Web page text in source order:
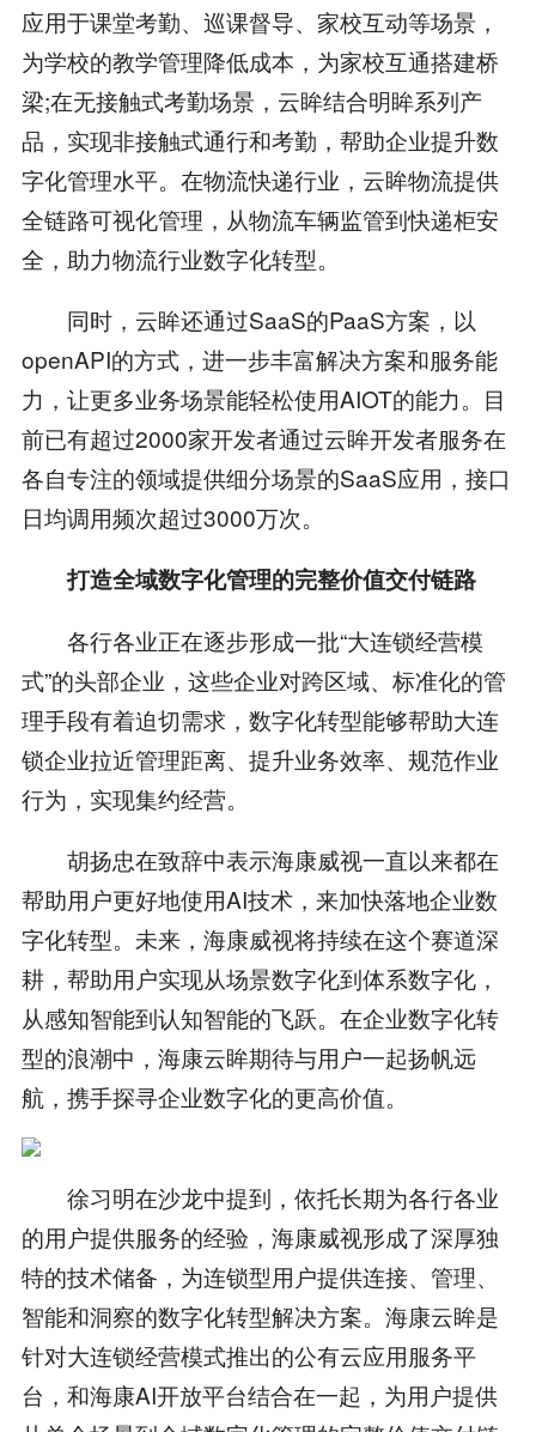
应用于课堂考勤、巡课督导、家校互动等场景，
为学校的教学管理降低成本，为家校互通搭建桥
梁;在无接触式考勤场景，云眸结合明眸系列产
品，实现非接触式通行和考勤，帮助企业提升数
字化管理水平。在物流快递行业，云眸物流提供
全链路可视化管理，从物流车辆监管到快递柜安
全，助力物流行业数字化转型。
同时，云眸还通过SaaS的PaaS方案，以
openAPI的方式，进一步丰富解决方案和服务能
力，让更多业务场景能轻松使用AIOT的能力。目
前已有超过2000家开发者通过云眸开发者服务在
各自专注的领域提供细分场景的SaaS应用，接口
日均调用频次超过3000万次。
打造全域数字化管理的完整价值交付链路
各行各业正在逐步形成一批“大连锁经营模
式”的头部企业，这些企业对跨区域、标准化的管
理手段有着迫切需求，数字化转型能够帮助大连
锁企业拉近管理距离、提升业务效率、规范作业
行为，实现集约经营。
胡扬忠在致辞中表示海康威视一直以来都在
帮助用户更好地使用AI技术，来加快落地企业数
字化转型。未来，海康威视将持续在这个赛道深
耕，帮助用户实现从场景数字化到体系数字化，
从感知智能到认知智能的飞跃。在企业数字化转
型的浪潮中，海康云眸期待与用户一起扬帆远
航，携手探寻企业数字化的更高价值。
徐习明在沙龙中提到，依托长期为各行各业
的用户提供服务的经验，海康威视形成了深厚独
特的技术储备，为连锁型用户提供连接、管理、
智能和洞察的数字化转型解决方案。海康云眸是
针对大连锁经营模式推出的公有云应用服务平
台，和海康AI开放平台结合在一起，为用户提供